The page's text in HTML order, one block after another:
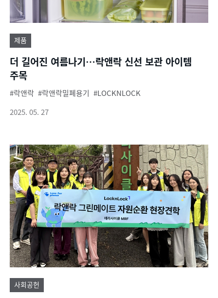
제품
더 길어진 여름나기…락앤락 신선 보관 아이템
주목
락앤락 락앤락밀폐용기
LOCKNLOCK
2025. 05. 27
사회공헌